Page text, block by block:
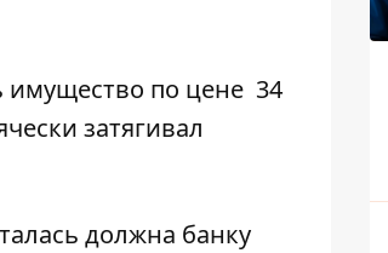
имущество по цене 34
затягивал
должна банку